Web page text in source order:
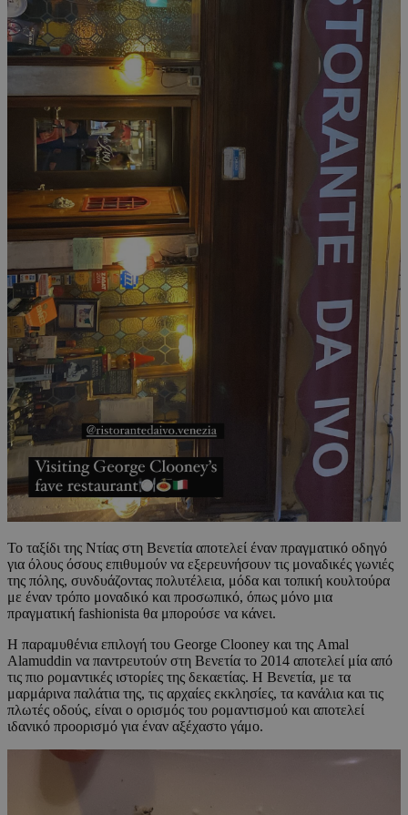
Το ταξίδι της Ντίας στη Βενετία αποτελεί έναν πραγματικό οδηγό
για όλους όσους επιθυμούν να εξερευνήσουν τις μοναδικές γωνιές
της πόλης, συνδυάζοντας πολυτέλεια, μόδα και τοπική κουλτούρα
με έναν τρόπο μοναδικό και προσωπικό, όπως μόνο μια
πραγματική fashionista θα μπορούσε να κάνει.
Η παραμυθένια επιλογή του George Clooney και της Amal
Alamuddin να παντρευτούν στη Βενετία το 2014 αποτελεί μία από
τις πιο ρομαντικές ιστορίες της δεκαετίας. Η Βενετία, με τα
μαρμάρινα παλάτια της, τις αρχαίες εκκλησίες, τα κανάλια και τις
πλωτές οδούς, είναι ο ορισμός του ρομαντισμού και αποτελεί
ιδανικό προορισμό για έναν αξέχαστο γάμο.